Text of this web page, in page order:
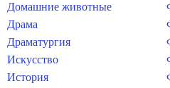
Домашние животные
Драма
Драматургия
Искусство
История